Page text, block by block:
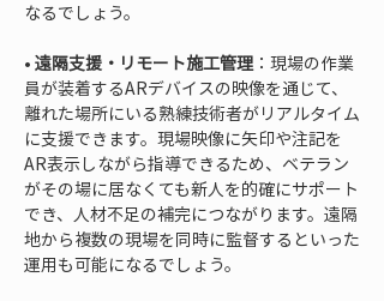
• 遠隔支援・リモート施工管理 ：現場の作業
員が装着するARデバイスの映像を通じて、
離れた場所にいる熟練技術者がリアルタイム
に支援できます。現場映像に矢印や注記を
AR表示しながら指導できるため、ベテラン
がその場に居なくても新人を的確にサポート
でき、人材不足の補完につながります。遠隔
地から複数の現場を同時に監督するといった